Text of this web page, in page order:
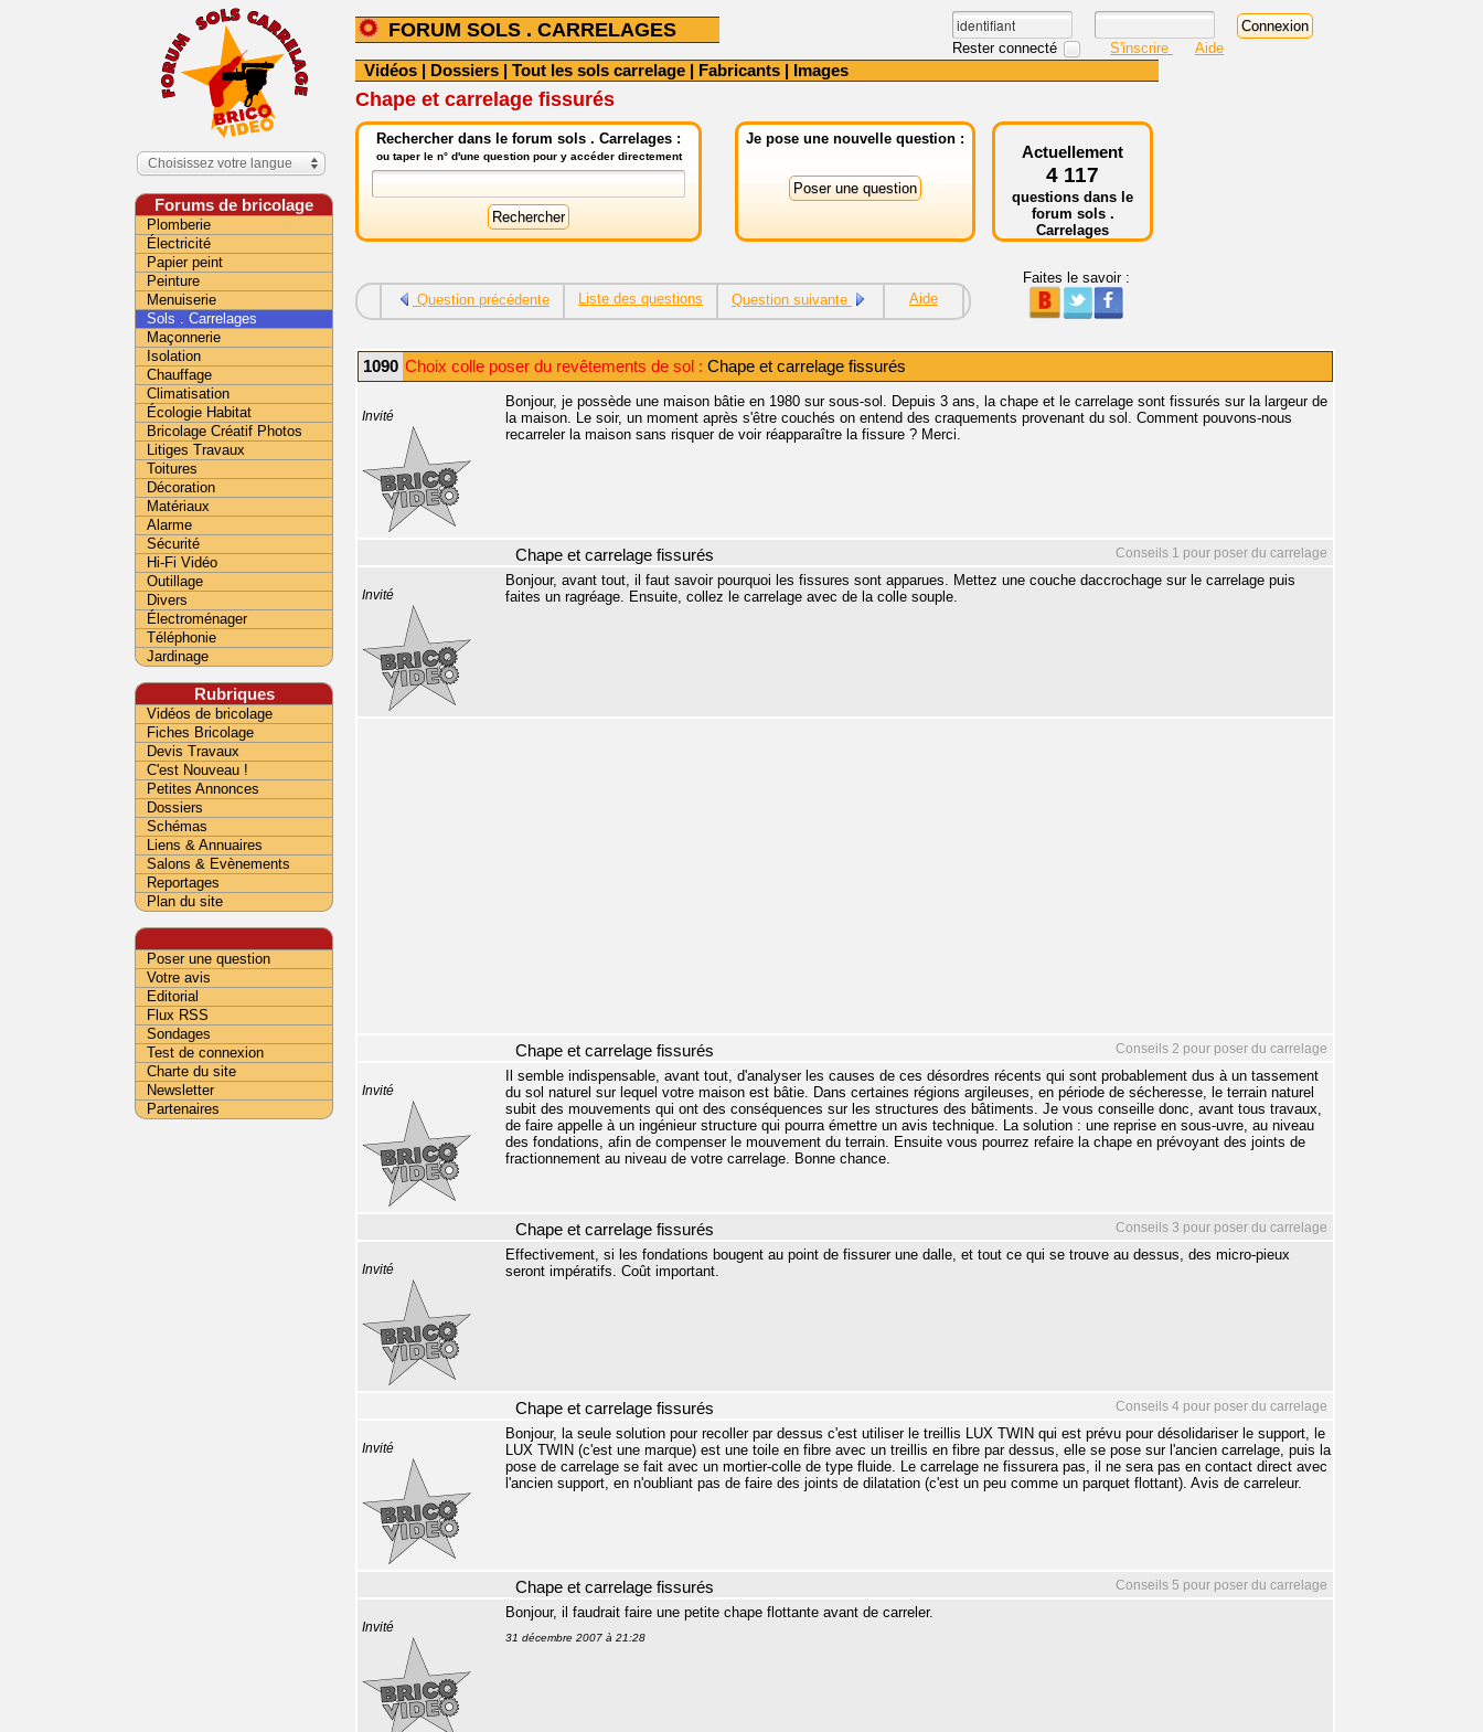
FORUM SOLS . CARRELAGES
Rester connecté S'inscrire Aide
Vidéos | Dossiers | Tout les sols carrelage | Fabricants | Images
Chape et carrelage fissurés
Rechercher dans le forum sols . Carrelages :
ou taper le n° d'une question pour y accéder directement
Je pose une nouvelle question :
Actuellement
4 117
questions dans le
forum sols .
Carrelages
Question précédente Liste des questions Question suivante Aide
Faites le savoir :
1090 Choix colle poser du revêtements de sol : Chape et carrelage fissurés
Invité
Bonjour, je possède une maison bâtie en 1980 sur sous-sol. Depuis 3 ans, la chape et le carrelage sont fissurés sur la largeur de
la maison. Le soir, un moment après s'être couchés on entend des craquements provenant du sol. Comment pouvons-nous
recarreler la maison sans risquer de voir réapparaître la fissure ? Merci.
Conseils 1 pour poser du carrelage
Chape et carrelage fissurés
Invité
Bonjour, avant tout, il faut savoir pourquoi les fissures sont apparues. Mettez une couche daccrochage sur le carrelage puis
faites un ragréage. Ensuite, collez le carrelage avec de la colle souple.
Conseils 2 pour poser du carrelage
Chape et carrelage fissurés
Invité
Il semble indispensable, avant tout, d'analyser les causes de ces désordres récents qui sont probablement dus à un tassement
du sol naturel sur lequel votre maison est bâtie. Dans certaines régions argileuses, en période de sécheresse, le terrain naturel
subit des mouvements qui ont des conséquences sur les structures des bâtiments. Je vous conseille donc, avant tous travaux,
de faire appelle à un ingénieur structure qui pourra émettre un avis technique. La solution : une reprise en sous-uvre, au niveau
des fondations, afin de compenser le mouvement du terrain. Ensuite vous pourrez refaire la chape en prévoyant des joints de
fractionnement au niveau de votre carrelage. Bonne chance.
Conseils 3 pour poser du carrelage
Chape et carrelage fissurés
Invité
Effectivement, si les fondations bougent au point de fissurer une dalle, et tout ce qui se trouve au dessus, des micro-pieux
seront impératifs. Coût important.
Conseils 4 pour poser du carrelage
Chape et carrelage fissurés
Invité
Bonjour, la seule solution pour recoller par dessus c'est utiliser le treillis LUX TWIN qui est prévu pour désolidariser le support, le
LUX TWIN (c'est une marque) est une toile en fibre avec un treillis en fibre par dessus, elle se pose sur l'ancien carrelage, puis la
pose de carrelage se fait avec un mortier-colle de type fluide. Le carrelage ne fissurera pas, il ne sera pas en contact direct avec
l'ancien support, en n'oubliant pas de faire des joints de dilatation (c'est un peu comme un parquet flottant). Avis de carreleur.
Conseils 5 pour poser du carrelage
Chape et carrelage fissurés
Invité
Bonjour, il faudrait faire une petite chape flottante avant de carreler.
31 décembre 2007 à 21:28
Choisissez votre langue
Forums de bricolage
Plomberie
Électricité
Papier peint
Peinture
Menuiserie
Sols . Carrelages
Maçonnerie
Isolation
Chauffage
Climatisation
Écologie Habitat
Bricolage Créatif Photos
Litiges Travaux
Toitures
Décoration
Matériaux
Alarme
Sécurité
Hi-Fi Vidéo
Outillage
Divers
Électroménager
Téléphonie
Jardinage
Rubriques
Vidéos de bricolage
Fiches Bricolage
Devis Travaux
C'est Nouveau !
Petites Annonces
Dossiers
Schémas
Liens & Annuaires
Salons & Evènements
Reportages
Plan du site
Poser une question
Votre avis
Editorial
Flux RSS
Sondages
Test de connexion
Charte du site
Newsletter
Partenaires